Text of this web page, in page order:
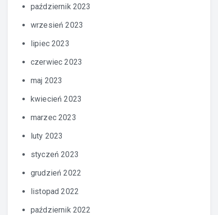
październik 2023
wrzesień 2023
lipiec 2023
czerwiec 2023
maj 2023
kwiecień 2023
marzec 2023
luty 2023
styczeń 2023
grudzień 2022
listopad 2022
październik 2022